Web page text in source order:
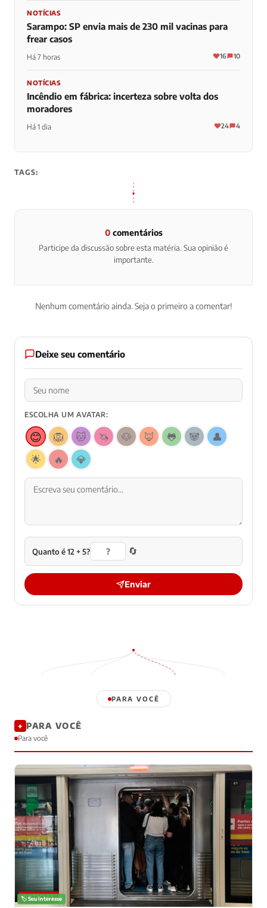
NOTÍCIAS
Sarampo: SP envia mais de 230 mil vacinas para
frear casos
Há 7 horas 16 10
NOTÍCIAS
Incêndio em fábrica: incerteza sobre volta dos
moradores
Há 1 dia 24 4
TAGS:
0comentários
Participe da discussão sobre esta matéria. Sua opinião é
importante.
Nenhum comentário ainda. Seja o primeiro a comentar!
Deixe seu comentário
ESCOLHA UM AVATAR:
😊 🦁 🐱 🦄 🐶 🦊 🐸 🐼
👤
🌟
🔥 💎
Quanto é 12 + 5? 🔄
Enviar
PARA VOCÊ
✦ PARA VOCÊ
Para você
NOTÍCIAS
🏷️ Seu interesse